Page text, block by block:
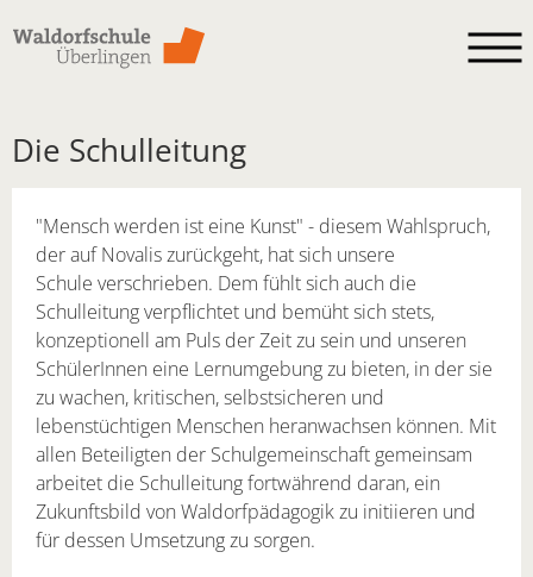
Die Schulleitung
"Mensch werden ist eine Kunst" - diesem Wahlspruch,
der auf Novalis zurückgeht, hat sich unsere
Schule verschrieben. Dem fühlt sich auch die
Schulleitung verpflichtet und bemüht sich stets,
konzeptionell am Puls der Zeit zu sein und unseren
SchülerInnen eine Lernumgebung zu bieten, in der sie
zu wachen, kritischen, selbstsicheren und
lebenstüchtigen Menschen heranwachsen können. Mit
allen Beteiligten der Schulgemeinschaft gemeinsam
arbeitet die Schulleitung fortwährend daran, ein
Zukunftsbild von Waldorfpädagogik zu initiieren und
für dessen Umsetzung zu sorgen.